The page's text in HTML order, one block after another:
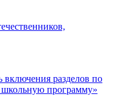
разделов по
школьную программу»